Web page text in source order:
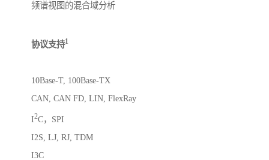
频谱视图的混合域分析
协议支持1
10Base-T, 100Base-TX
CAN, CAN FD, LIN, FlexRay
I2C，SPI
I2S, LJ, RJ, TDM
I3C